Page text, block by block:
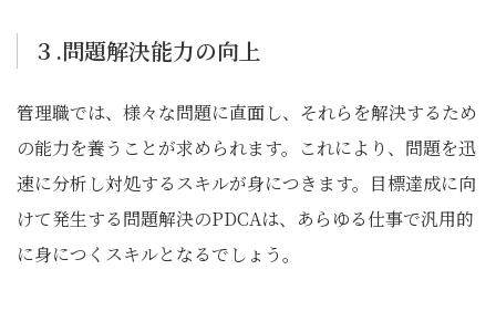
３.問題解決能力の向上
管理職では、様々な問題に直面し、それらを解決するため
の能力を養うことが求められます。これにより、問題を迅
速に分析し対処するスキルが身につきます。目標達成に向
けて発生する問題解決のPDCAは、あらゆる仕事で汎用的
に身につくスキルとなるでしょう。